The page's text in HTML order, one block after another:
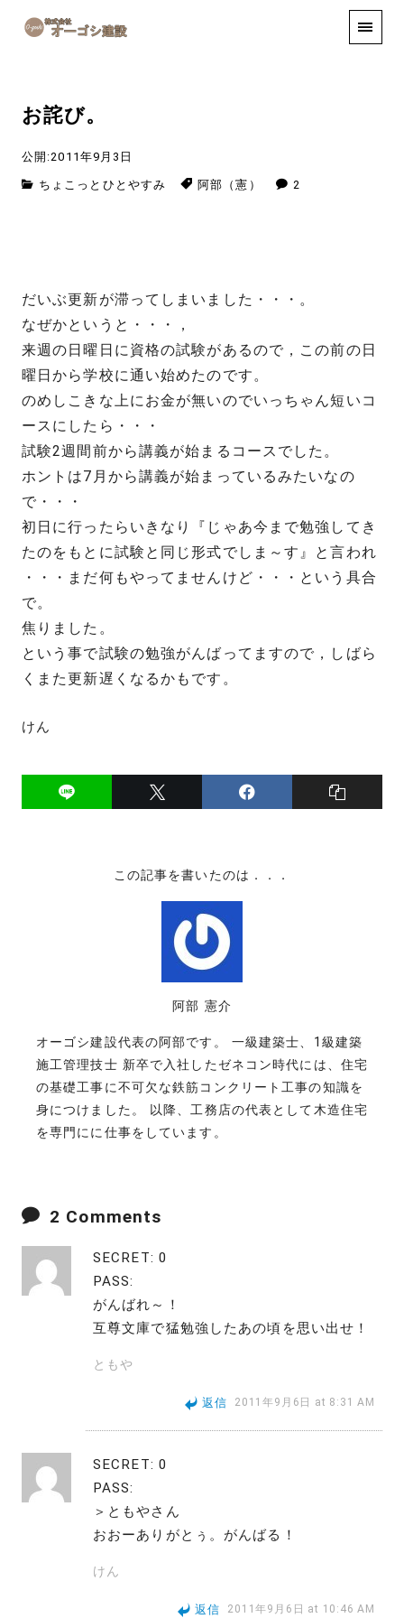
手しごと
お詫び。
公開:2011年9月3日
ちょこっとひとやすみ 阿部（憲） 2
だいぶ更新が滞ってしまいました・・・。
なぜかというと・・・，
来週の日曜日に資格の試験があるので，この前の日
曜日から学校に通い始めたのです。
のめしこきな上にお金が無いのでいっちゃん短いコ
ースにしたら・・・
試験2週間前から講義が始まるコースでした。
ホントは7月から講義が始まっているみたいなの
で・・・
初日に行ったらいきなり『じゃあ今まで勉強してき
たのをもとに試験と同じ形式でしま～す』と言われ
・・・まだ何もやってませんけど・・・という具合
で。
焦りました。
という事で試験の勉強がんばってますので，しばら
くまた更新遅くなるかもです。
けん
この記事を書いたのは．．．
阿部 憲介
オーゴシ建設代表の阿部です。 一級建築士、1級建築
施工管理技士 新卒で入社したゼネコン時代には、住宅
の基礎工事に不可欠な鉄筋コンクリート工事の知識を
身につけました。 以降、工務店の代表として木造住宅
を専門にに仕事をしています。
2 Comments
SECRET: 0
PASS:
がんばれ～！
互尊文庫で猛勉強したあの頃を思い出せ！
ともや
返信 2011年9月6日 at 8:31 AM
SECRET: 0
PASS:
＞ともやさん
おおーありがとぅ。がんばる！
けん
返信 2011年9月6日 at 10:46 AM